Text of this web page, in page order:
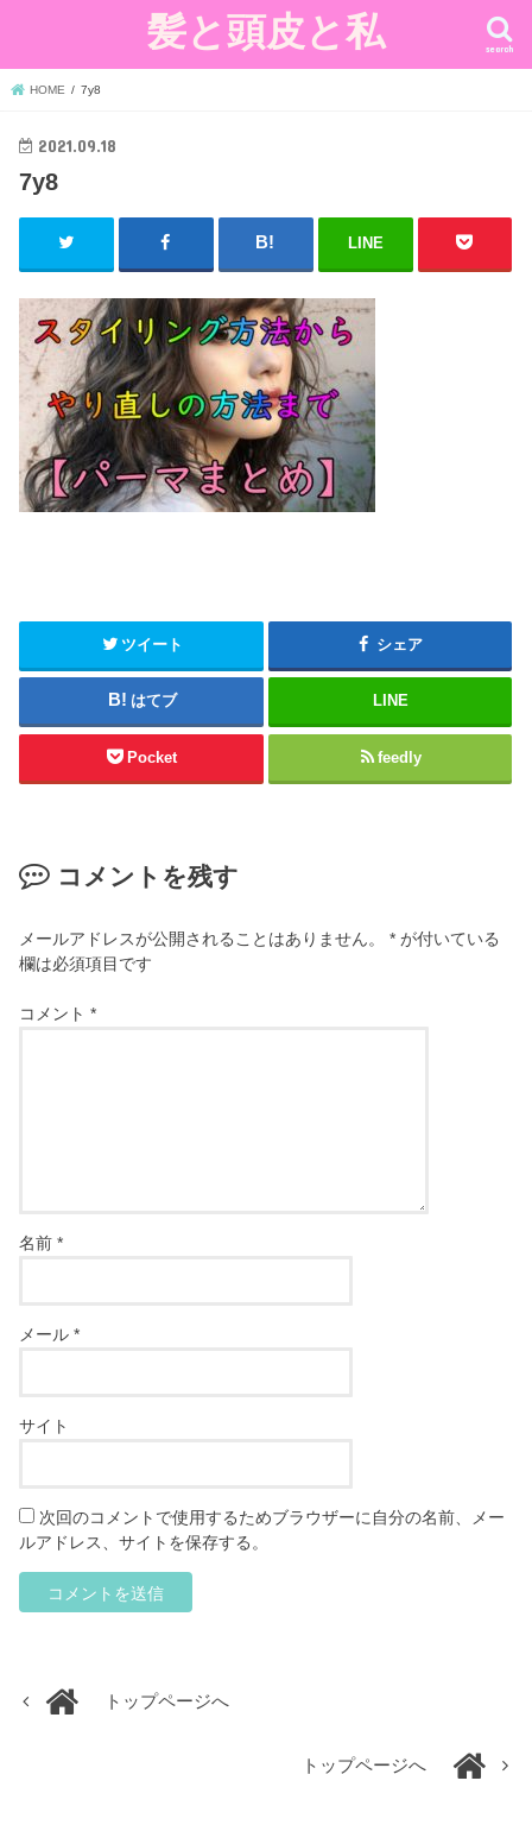
髪と頭皮と私 search
HOME 7y8
2021.09.18
7y8
LINE
ツイート シェア
はてブ LINE
Pocket feedly
コメントを残す
メールアドレスが公開されることはありません。 * が付いている
欄は必須項目です
コメント*
名前*
メール*
サイト
次回のコメントで使用するためブラウザーに自分の名前、メー
ルアドレス、サイトを保存する。
トップページへ
トップページへ